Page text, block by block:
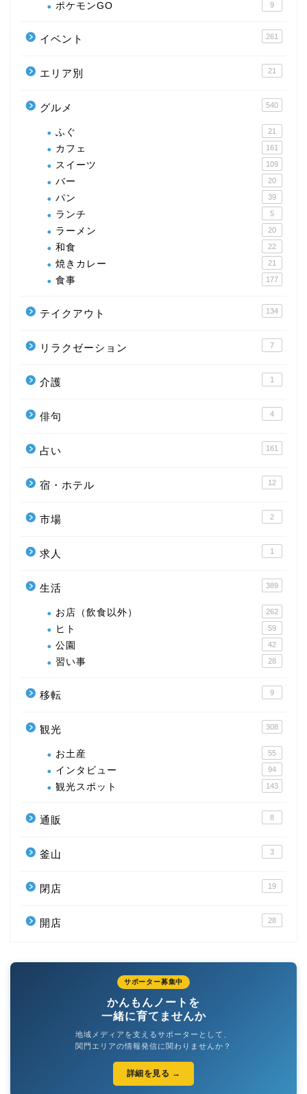
ポケモンGO 9
イベント 261
エリア別 21
グルメ 540
ふぐ 21
カフェ 161
スイーツ 109
バー 20
パン 39
ランチ 5
ラーメン 20
和食 22
焼きカレー 21
食事 177
テイクアウト 134
リラクゼーション 7
介護 1
俳句 4
占い 161
宿・ホテル 12
市場 2
求人 1
生活 389
お店（飲食以外） 262
ヒト 59
公園 42
習い事 28
移転 9
観光 308
お土産 55
インタビュー 94
観光スポット 143
通販 8
釜山 3
閉店 19
開店 28
サポーター募集中
かんもんノートを
一緒に育てませんか
地域メディアを支えるサポーターとして、
関門エリアの情報発信に関わりませんか？
詳細を見る →